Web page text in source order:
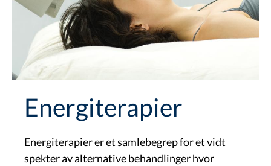
Energiterapier
Energiterapier er et samlebegrep for et vidt
spekter av alternative behandlinger hvor